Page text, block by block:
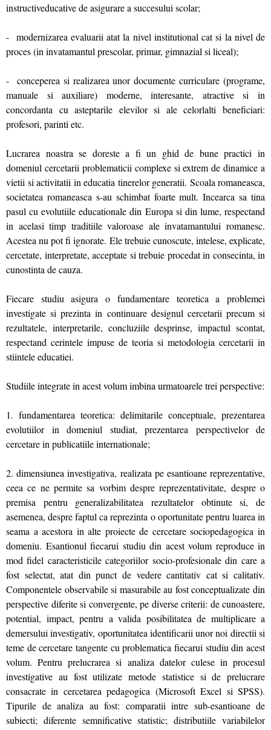
instructiveducative de asigurare a succesului scolar;
- modernizarea evaluarii atat la nivel institutional cat si la nivel de
proces (in invatamantul prescolar, primar, gimnazial si liceal);
- conceperea si realizarea unor documente curriculare (programe,
manuale si auxiliare) moderne, interesante, atractive si in
concordanta cu asteptarile elevilor si ale celorlalti beneficiari:
profesori, parinti etc.
Lucrarea noastra se doreste a fi un ghid de bune practici in
domeniul cercetarii problematicii complexe si extrem de dinamice a
vietii si activitatii in educatia tinerelor generatii. Scoala romaneasca,
societatea romaneasca s-au schimbat foarte mult. Incearca sa tina
pasul cu evolutiile educationale din Europa si din lume, respectand
in acelasi timp traditiile valoroase ale invatamantului romanesc.
Acestea nu pot fi ignorate. Ele trebuie cunoscute, intelese, explicate,
cercetate, interpretate, acceptate si trebuie procedat in consecinta, in
cunostinta de cauza.
Fiecare studiu asigura o fundamentare teoretica a problemei
investigate si prezinta in continuare designul cercetarii precum si
rezultatele, interpretarile, concluziile desprinse, impactul scontat,
respectand cerintele impuse de teoria si metodologia cercetarii in
stiintele educatiei.
Studiile integrate in acest volum imbina urmatoarele trei perspective:
1. fundamentarea teoretica: delimitarile conceptuale, prezentarea
evolutiilor in domeniul studiat, prezentarea perspectivelor de
cercetare in publicatiile internationale;
2. dimensiunea investigativa, realizata pe esantioane reprezentative,
ceea ce ne permite sa vorbim despre reprezentativitate, despre o
premisa pentru generalizabilitatea rezultatelor obtinute si, de
asemenea, despre faptul ca reprezinta o oportunitate pentru luarea in
seama a acestora in alte proiecte de cercetare sociopedagogica in
domeniu. Esantionul fiecarui studiu din acest volum reproduce in
mod fidel caracteristicile categoriilor socio-profesionale din care a
fost selectat, atat din punct de vedere cantitativ cat si calitativ.
Componentele observabile si masurabile au fost conceptualizate din
perspective diferite si convergente, pe diverse criterii: de cunoastere,
potential, impact, pentru a valida posibilitatea de multiplicare a
demersului investigativ, oportunitatea identificarii unor noi directii si
teme de cercetare tangente cu problematica fiecarui studiu din acest
volum. Pentru prelucrarea si analiza datelor culese in procesul
investigative au fost utilizate metode statistice si de prelucrare
consacrate in cercetarea pedagogica (Microsoft Excel si SPSS).
Tipurile de analiza au fost: comparatii intre sub-esantioane de
subiecti; diferente semnificative statistic; distributiile variabilelor